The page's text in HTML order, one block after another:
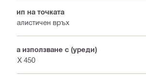
Тип на точката
Балистичен връх
За използване с (уреди)
DX 450